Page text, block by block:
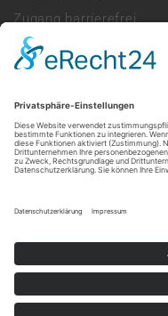
Zugang barrierefrei
Parkhaus vorhanden
Mo - Do: 08:00 -
Freitag: 08:00 - 13:30